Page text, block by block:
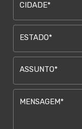
CIDADE*
ESTADO*
ASSUNTO*
MENSAGEM*